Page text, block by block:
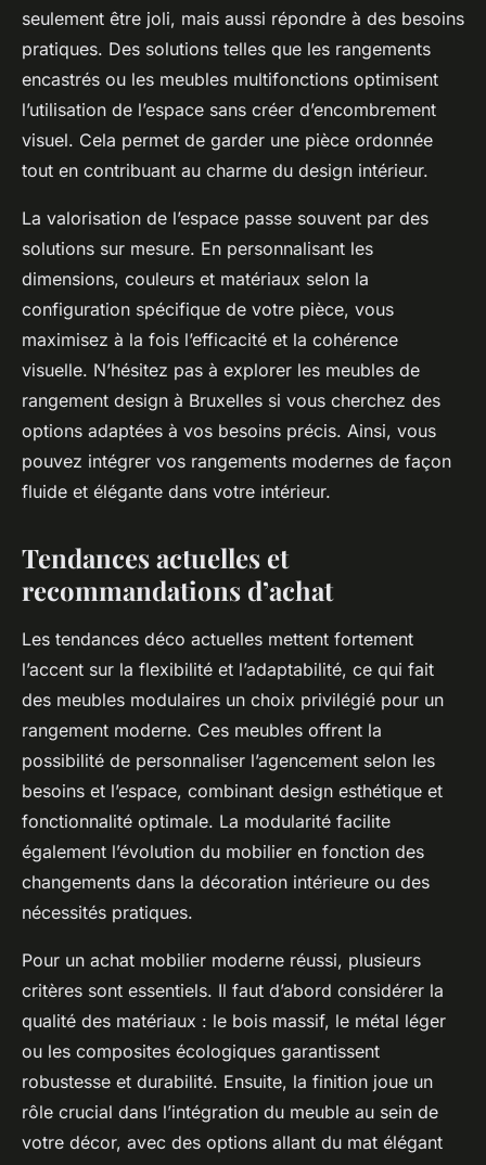
seulement être joli, mais aussi répondre à des besoins
pratiques. Des solutions telles que les rangements
encastrés ou les meubles multifonctions optimisent
l’utilisation de l’espace sans créer d’encombrement
visuel. Cela permet de garder une pièce ordonnée
tout en contribuant au charme du design intérieur.
La valorisation de l’espace passe souvent par des
solutions sur mesure. En personnalisant les
dimensions, couleurs et matériaux selon la
configuration spécifique de votre pièce, vous
maximisez à la fois l’efficacité et la cohérence
visuelle. N’hésitez pas à explorer les meubles de
rangement design à Bruxelles si vous cherchez des
options adaptées à vos besoins précis. Ainsi, vous
pouvez intégrer vos rangements modernes de façon
fluide et élégante dans votre intérieur.
Tendances actuelles et
recommandations d’achat
Les tendances déco actuelles mettent fortement
l’accent sur la flexibilité et l’adaptabilité, ce qui fait
des meubles modulaires un choix privilégié pour un
rangement moderne. Ces meubles offrent la
possibilité de personnaliser l’agencement selon les
besoins et l’espace, combinant design esthétique et
fonctionnalité optimale. La modularité facilite
également l’évolution du mobilier en fonction des
changements dans la décoration intérieure ou des
nécessités pratiques.
Pour un achat mobilier moderne réussi, plusieurs
critères sont essentiels. Il faut d’abord considérer la
qualité des matériaux : le bois massif, le métal léger
ou les composites écologiques garantissent
robustesse et durabilité. Ensuite, la finition joue un
rôle crucial dans l’intégration du meuble au sein de
votre décor, avec des options allant du mat élégant